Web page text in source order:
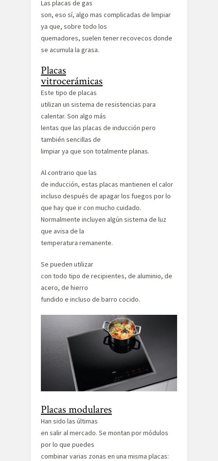
Las placas de gas
son, eso sí, algo mas complicadas de limpiar
ya que, sobre todo los
quemadores, suelen tener recovecos donde
se acumula la grasa.
Placas
vitrocerámicas
Este tipo de placas
utilizan un sistema de resistencias para
calentar. Son algo más
lentas que las placas de inducción pero
también sencillas de
limpiar ya que son totalmente planas.
Al contrario que las
de inducción, estas placas mantienen el calor
incluso después de apagar los fuegos por lo
que hay que ir con mucho cuidado.
Normalmente incluyen algún sistema de luz
que avisa de la
temperatura remanente.
Se pueden utilizar
con todo tipo de recipientes, de aluminio, de
acero, de hierro
fundido e incluso de barro cocido.
Placas modulares
Han sido las últimas
en salir al mercado. Se montan por módulos
por lo que puedes
combinar varias zonas en una misma placas: